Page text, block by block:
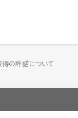
の許諾について